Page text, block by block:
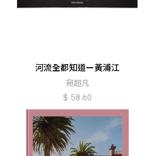
河流全都知道ー黃浦江
宛超凡
$ 58.60